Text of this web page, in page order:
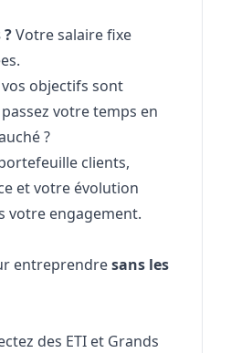
Votre salaire fixe
objectifs sont
votre temps en
?
clients,
et votre évolution
votre engagement.
entreprendresans les
des ETI et Grands